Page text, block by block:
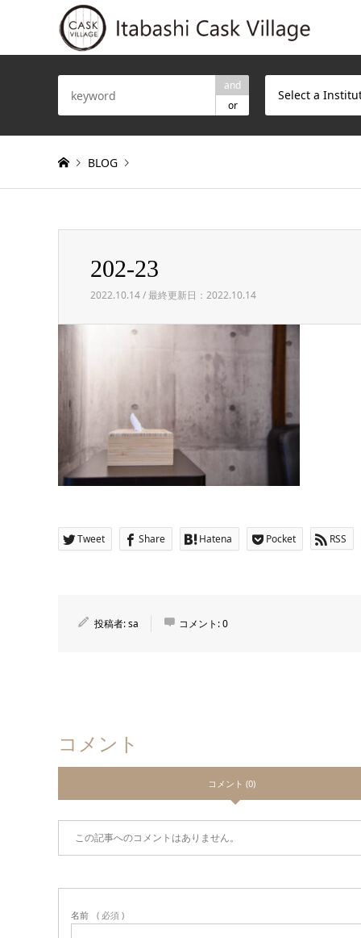
and
or
Select a
BLOG
202-23202-23
2022.10.14 / 最終更新日：2022.10.14
Tweet Share Hatena Pocket RSS
投稿者:sa コメント:0
コメント
コメント (0)
この記事へのコメントはありません。
名前 ( 必須 )